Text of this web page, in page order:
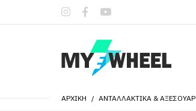
ΑΡΧΙΚΉ ΑΝΤΑΛΛΑΚΤΙΚΆ & ΑΞΕΣΟΥΆΡ